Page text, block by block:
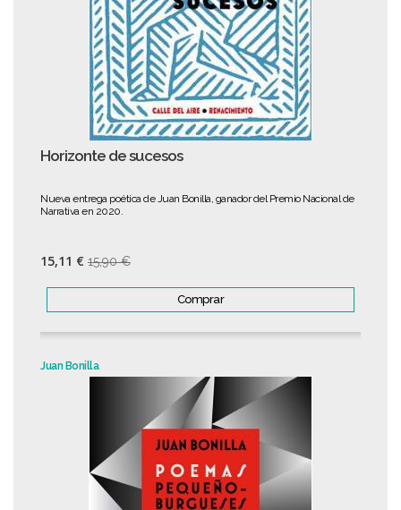
Horizonte de sucesos
Nueva entrega poética de Juan Bonilla, ganador del Premio Nacional de
Narrativa en 2020.
15,11 € 15,90 €
Comprar
Juan Bonilla